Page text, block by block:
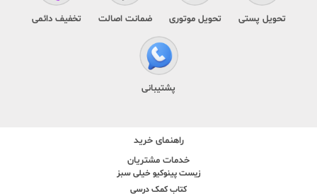
تحویل پستی تحویل موتوری ضمانت اصالت تخفیف دائمی
پشتیبانی
راهنمای خرید
خدمات مشتریان
زیست پینوکیو خیلی سبز
کتاب کمک درسی